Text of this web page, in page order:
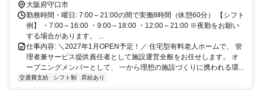
大阪府守口市
勤務時間・曜日: 7:00～21:00の間で実働8時間（休憩60分） 【シフト
例】 ・7:00～16:00 ・9:00～18:00 ・12:00～21:00 ※夜勤をお願い
する場合があります。 ...
仕事内容: ＼2027年1月OPEN予定！／ 住宅型有料老人ホームで、 管
理者兼サービス提供責任者として施設運営全般をお任せします。 オ
ープニングメンバーとして、 一から理想の施設づくりに携われる環...
交通費支給 シフト制 昇給あり